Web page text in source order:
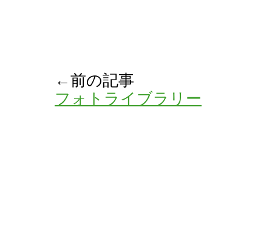
←前の記事
フォトライブラリー